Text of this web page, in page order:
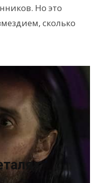
Но это
сколько